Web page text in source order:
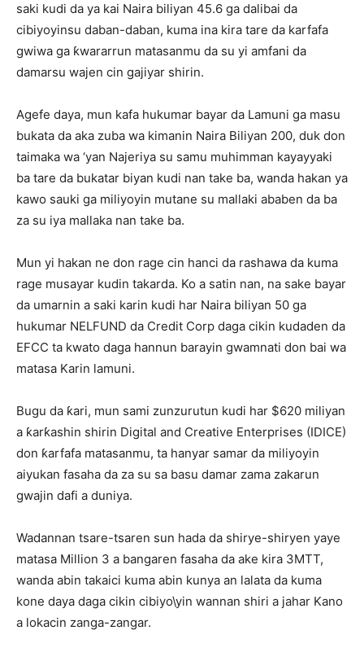
saki kudi da ya kai Naira biliyan 45.6 ga dalibai da
cibiyoyinsu daban-daban, kuma ina kira tare da karfafa
gwiwa ga ƙwararrun matasanmu da su yi amfani da
damarsu wajen cin gajiyar shirin.
Agefe daya, mun kafa hukumar bayar da Lamuni ga masu
bukata da aka zuba wa kimanin Naira Biliyan 200, duk don
taimaka wa ‘yan Najeriya su samu muhimman kayayyaki
ba tare da bukatar biyan kudi nan take ba, wanda hakan ya
kawo sauki ga miliyoyin mutane su mallaki ababen da ba
za su iya mallaka nan take ba.
Mun yi hakan ne don rage cin hanci da rashawa da kuma
rage musayar kudin takarda. Ko a satin nan, na sake bayar
da umarnin a saki karin kudi har Naira biliyan 50 ga
hukumar NELFUND da Credit Corp daga cikin kudaden da
EFCC ta kwato daga hannun barayin gwamnati don bai wa
matasa Karin lamuni.
Bugu da ƙari, mun sami zunzurutun kudi har $620 miliyan
a ƙarƙashin shirin Digital and Creative Enterprises (IDICE)
don ƙarfafa matasanmu, ta hanyar samar da miliyoyin
aiyukan fasaha da za su sa basu damar zama zakarun
gwajin dafi a duniya.
Wadannan tsare-tsaren sun hada da shirye-shiryen yaye
matasa Million 3 a bangaren fasaha da ake kira 3MTT,
wanda abin takaici kuma abin kunya an lalata da kuma
kone daya daga cikin cibiyo\yin wannan shiri a jahar Kano
a lokacin zanga-zangar.